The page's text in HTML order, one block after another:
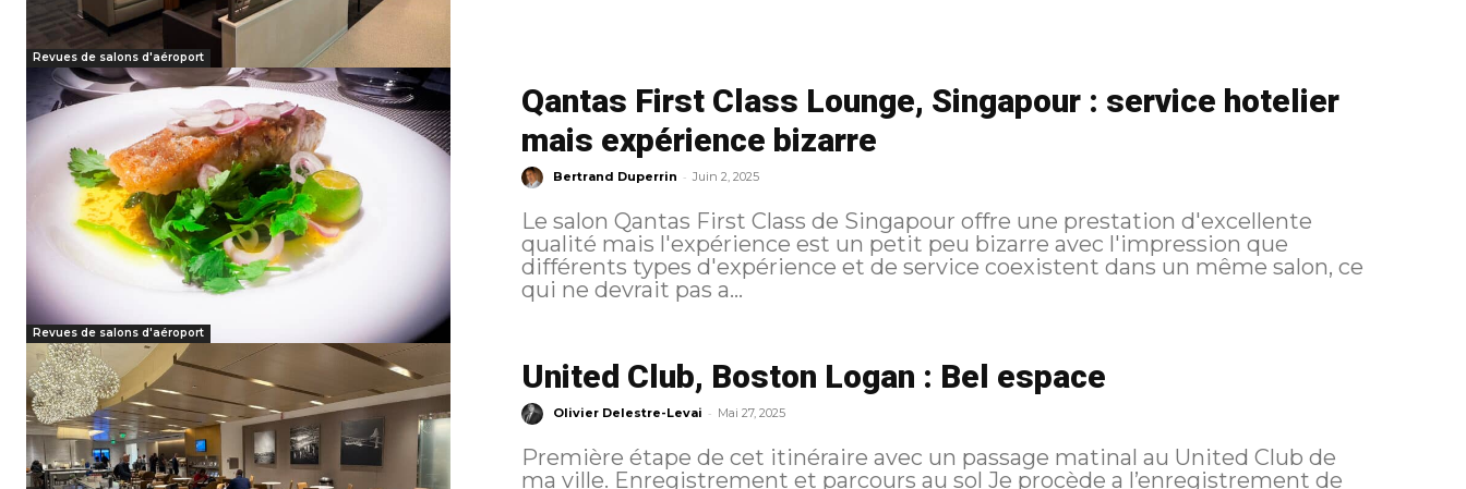
Revues de salons d'aéroport
Revues de salons d'aéroport
Qantas First Class Lounge, Singapour : service hotelier
mais expérience bizarre
Bertrand Duperrin - Juin 2, 2025
Le salon Qantas First Class de Singapour offre une prestation d'excellente
qualité mais l'expérience est un petit peu bizarre avec l'impression que
différents types d'expérience et de service coexistent dans un même salon, ce
qui ne devrait pas a...
United Club, Boston Logan : Bel espace
Olivier Delestre-Levai - Mai 27, 2025
Première étape de cet itinéraire avec un passage matinal au United Club de
ma ville. Enregistrement et parcours au sol Je procède a l’enregistrement de